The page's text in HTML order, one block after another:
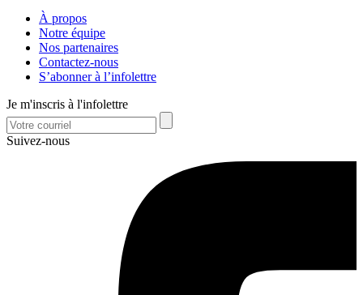
À propos
Notre équipe
Nos partenaires
Contactez-nous
S’abonner à l’infolettre
Je m'inscris à l'infolettre
Suivez-nous